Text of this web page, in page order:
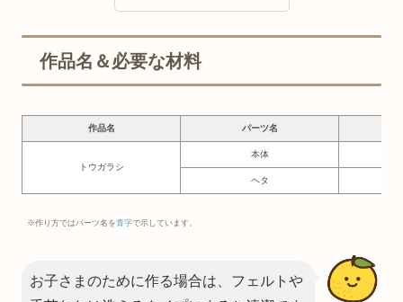
作品名＆必要な材料
作品名 パーツ名
トウガラシ
本体
ヘタ
※作り方ではパーツ名を青字で示しています。
お子さまのために作る場合は、フェルトや